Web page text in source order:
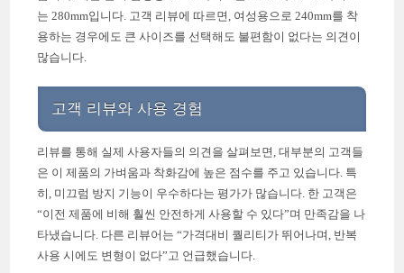
는 280mm입니다. 고객 리뷰에 따르면, 여성용으로 240mm를 착
용하는 경우에도 큰 사이즈를 선택해도 불편함이 없다는 의견이
많습니다.
고객 리뷰와 사용 경험
리뷰를 통해 실제 사용자들의 의견을 살펴보면, 대부분의 고객들
은 이 제품의 가벼움과 착화감에 높은 점수를 주고 있습니다. 특
히, 미끄럼 방지 기능이 우수하다는 평가가 많습니다. 한 고객은
“이전 제품에 비해 훨씬 안전하게 사용할 수 있다”며 만족감을 나
타냈습니다. 다른 리뷰어는 “가격대비 퀄리티가 뛰어나며, 반복
사용 시에도 변형이 없다”고 언급했습니다.